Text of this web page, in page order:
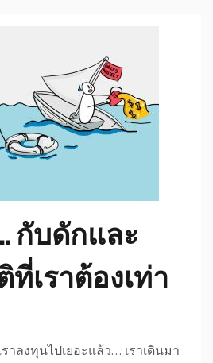
กับดักและ
เราต้องเท่า
าลงทุนไปเยอะแล้ว… เราเดินมา